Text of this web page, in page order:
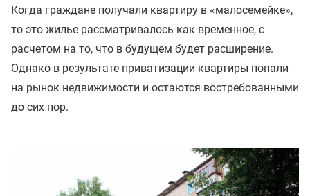
Когда граждане получали квартиру в «малосемейке»,
то это жилье рассматривалось как временное, с
расчетом на то, что в будущем будет расширение.
Однако в результате приватизации квартиры попали
на рынок недвижимости и остаются востребованными
до сих пор.